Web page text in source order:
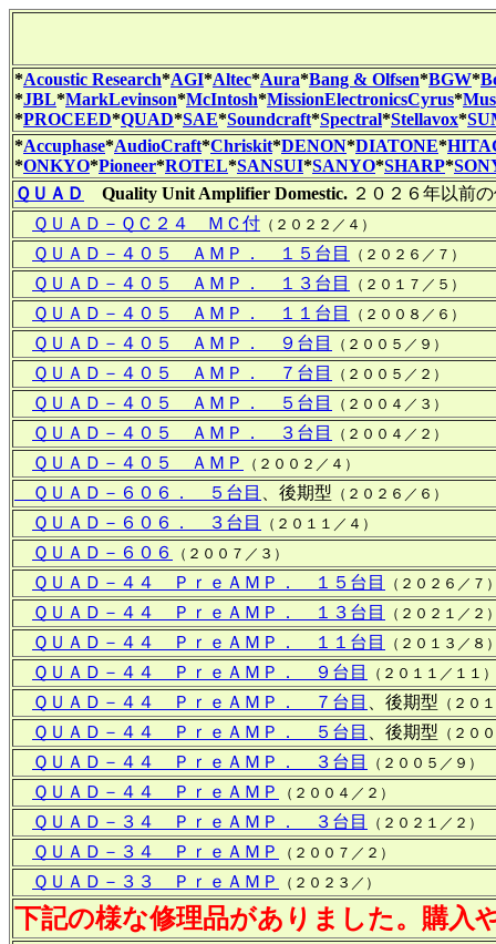
*Acoustic Research*AGI*Altec*Aura*Bang & Olfsen*BGW*
*JBL*MarkLevinson*McIntosh*MissionElectronicsCyrus*
*PROCEED*QUAD*SAE*Soundcraft*Spectral*Stellavox*
*Accuphase*AudioCraft*Chriskit*DENON*DIATONE*
*ONKYO*Pioneer*ROTEL*SANSUI*SANYO*SHARP*
ＱＵＡＤ
Quality Unit Amplifier Domestic. ２０２６年以前
ＱＵＡＤ－ＱＣ２４ ＭＣ付 （２０２２／４）
ＱＵＡＤ－４０５ ＡＭＰ． １５台目 （２０２６／７）
ＱＵＡＤ－４０５ ＡＭＰ． １３台目 （２０１７／５）
ＱＵＡＤ－４０５ ＡＭＰ． １１台目 （２００８／６）
ＱＵＡＤ－４０５ ＡＭＰ． ９台目 （２００５／９）
ＱＵＡＤ－４０５ ＡＭＰ． ７台目 （２００５／２）
ＱＵＡＤ－４０５ ＡＭＰ． ５台目 （２００４／３）
ＱＵＡＤ－４０５ ＡＭＰ． ３台目 （２００４／２）
ＱＵＡＤ－４０５ ＡＭＰ （２００２／４）
ＱＵＡＤ－６０６． ５台目 、後期型 （２０２６／６）
ＱＵＡＤ－６０６． ３台目 （２０１１／４）
ＱＵＡＤ－６０６ （２００７／３）
ＱＵＡＤ－４４ ＰｒｅＡＭＰ． １５台目 （２０２６／７
ＱＵＡＤ－４４ ＰｒｅＡＭＰ． １３台目 （２０２１／２
ＱＵＡＤ－４４ ＰｒｅＡＭＰ． １１台目 （２０１３／８
ＱＵＡＤ－４４ ＰｒｅＡＭＰ． ９台目 （２０１１／１１）
ＱＵＡＤ－４４ ＰｒｅＡＭＰ． ７台目 、後期型 （２０
ＱＵＡＤ－４４ ＰｒｅＡＭＰ． ５台目 、後期型 （２０
ＱＵＡＤ－４４ ＰｒｅＡＭＰ． ３台目 （２００５／９）
ＱＵＡＤ－４４ ＰｒｅＡＭＰ （２００４／２）
ＱＵＡＤ－３４ ＰｒｅＡＭＰ． ３台目 （２０２１／２）
ＱＵＡＤ－３４ ＰｒｅＡＭＰ （２００７／２）
ＱＵＡＤ－３３ ＰｒｅＡＭＰ （２０２３／）
下記の様な修理品がありました。購入